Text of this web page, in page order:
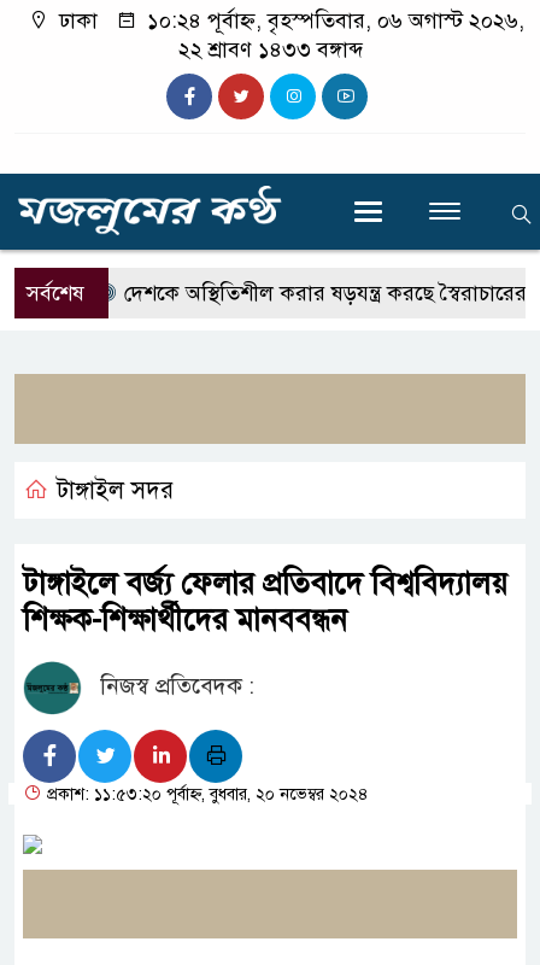
ঢাকা
১০:২৪ পূর্বাহ্ন, বৃহস্পতিবার, ০৬ অগাস্ট ২০২৬,
২২ শ্রাবণ ১৪৩৩ বঙ্গাব্দ
সর্বশেষ দেশকে অস্থিতিশীল করার ষড়যন্ত্র করছে স্বৈরাচারের
টাঙ্গাইল সদর
টাঙ্গাইলে বর্জ্য ফেলার প্রতিবাদে বিশ্ববিদ্যালয়
শিক্ষক-শিক্ষার্থীদের মানববন্ধন
নিজস্ব প্রতিবেদক :
প্রকাশ: ১১:৫৩:২০ পূর্বাহ্ন, বুধবার, ২০ নভেম্বর ২০২৪